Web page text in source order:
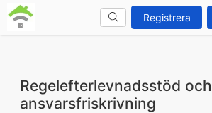
Registrera
Regelefterlevnadsstöd och
ansvarsfriskrivning